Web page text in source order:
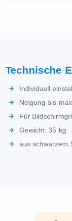
Technische
Individuell
Neigung bis
Für
Gewicht: 35 kg
aus schwarzem